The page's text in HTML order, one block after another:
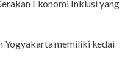
Ekonomi Inklusi yang
Yogyakarta memiliki kedai